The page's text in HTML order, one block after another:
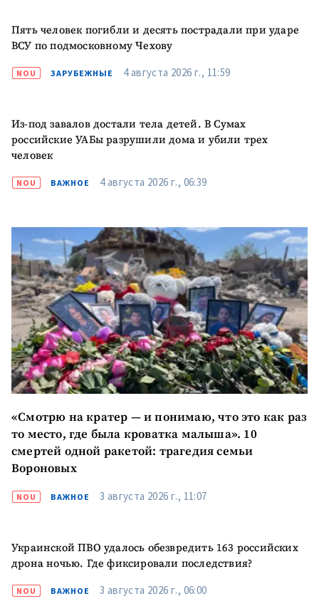
Пять человек погибли и десять пострадали при ударе
ВСУ по подмосковному Чехову
NOU ЗАРУБЕЖНЫЕ 4 августа 2026 г., 11:59
Из-под завалов достали тела детей. В Сумах
российские УАБы разрушили дома и убили трех
человек
NOU ВАЖНОЕ 4 августа 2026 г., 06:39
«Смотрю на кратер — и понимаю, что это как раз
то место, где была кроватка малыша». 10
смертей одной ракетой: трагедия семьи
Вороновых
NOU ВАЖНОЕ 3 августа 2026 г., 11:07
Украинской ПВО удалось обезвредить 163 российских
дрона ночью. Где фиксировали последствия?
NOU ВАЖНОЕ 3 августа 2026 г., 06:00
Имя + Моё имя
Я прочитал(а) и согласен(на)
сполитикой
конфиденциальности.
ОТПРАВИТЬ НОВОСТЬ